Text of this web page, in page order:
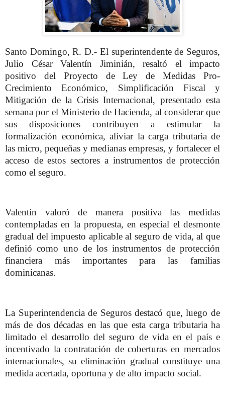
Santo Domingo, R. D.- El superintendente de Seguros,
Julio César Valentín Jiminián, resaltó el impacto
positivo del Proyecto de Ley de Medidas Pro-
Crecimiento Económico, Simplificación Fiscal y
Mitigación de la Crisis Internacional, presentado esta
semana por el Ministerio de Hacienda, al considerar que
sus disposiciones contribuyen a estimular la
formalización económica, aliviar la carga tributaria de
las micro, pequeñas y medianas empresas, y fortalecer el
acceso de estos sectores a instrumentos de protección
como el seguro.
Valentín valoró de manera positiva las medidas
contempladas en la propuesta, en especial el desmonte
gradual del impuesto aplicable al seguro de vida, al que
definió como uno de los instrumentos de protección
financiera más importantes para las familias
dominicanas.
La Superintendencia de Seguros destacó que, luego de
más de dos décadas en las que esta carga tributaria ha
limitado el desarrollo del seguro de vida en el país e
incentivado la contratación de coberturas en mercados
internacionales, su eliminación gradual constituye una
medida acertada, oportuna y de alto impacto social.